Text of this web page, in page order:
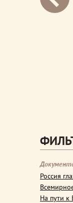
Россия
На пути к